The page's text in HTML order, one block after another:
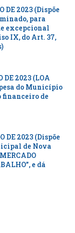
DE 2023 (Dispõe
para
excepcional
IX, do Art. 37,
DE 2023 (LOA
do Município
financeiro de
DE 2023 (Dispõe
de Nova
e dá